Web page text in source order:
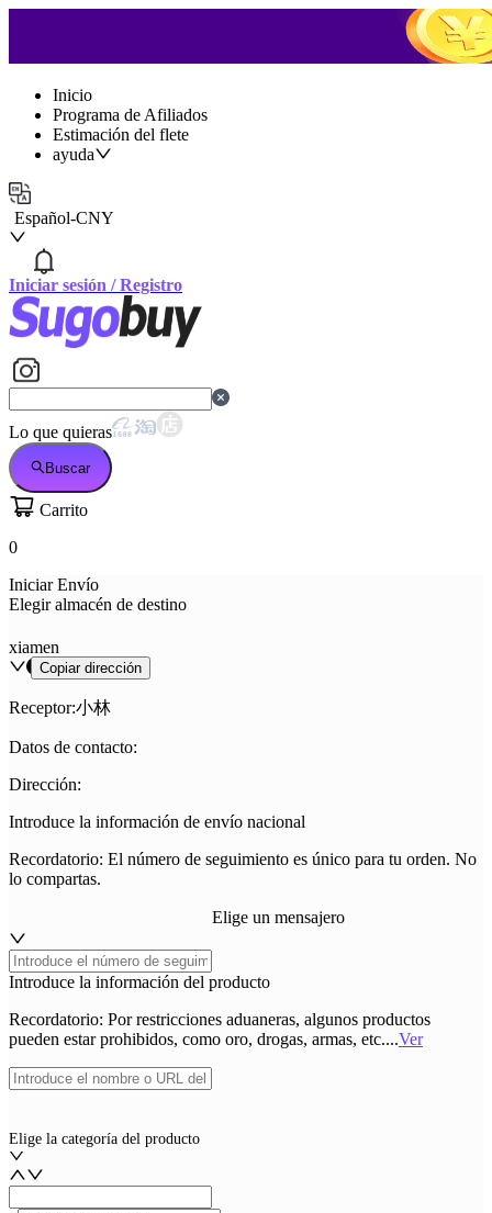
Inicio
Programa de Afiliados
Estimación del flete
ayuda
Español-CNY
Iniciar sesión /Registro
Lo que quieras
Buscar
Carrito
0
Iniciar Envío
Elegir almacén de destino
xiamen
Copiar dirección
Receptor:小林
Datos de contacto:
Dirección:
Introduce la información de envío nacional
Recordatorio: El número de seguimiento es único para tu orden. No
lo compartas.
Elige un mensajero
Introduce la información del producto
Recordatorio: Por restricciones aduaneras, algunos productos
pueden estar prohibidos, como oro, drogas, armas, etc....Ver
Elige la categoría del producto